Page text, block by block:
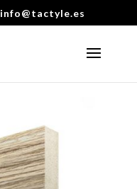
info@tactyle.es